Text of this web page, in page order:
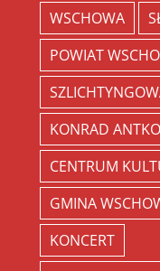
WSCHOWA
POWIAT
KONRAD
CENTRUM
GMINA
KONCERT